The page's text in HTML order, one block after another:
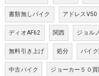
書類無しバイク アドレスV50
ディオAF62 関西 ジョル
無料引き上げ 処分 バイク
中古バイク ジョーカー５０買